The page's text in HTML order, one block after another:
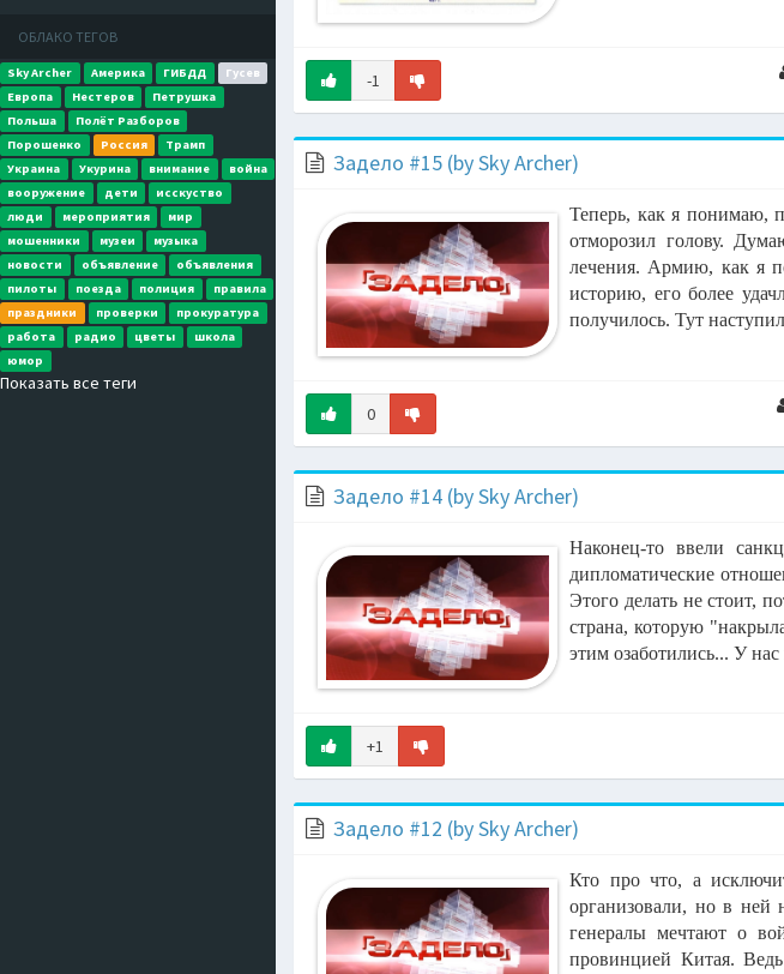
ОБЛАКО ТЕГОВ
Sky Archer Америка ГИБДД
Гусев
Европа
Нестеров
Петрушка
Польша
Полёт Разборов
Порошенко
Россия
Трамп
Украина
Укурина внимание
война
вооружение
дети
исскуство
люди
мероприятия
мир
мошенники
музеи
музыка
новости
объявление
объявления
пилоты
поезда полиция
правила
праздники
проверки
прокуратура
работа
радио цветы
школа
юмор
Показать все теги
-1
Задело #15 (by Sky Archer)
Теперь, как я понимаю,
отморозил голову.
лечения. Армию, как я
историю, его более
получилось. Тут
0
Задело #14 (by Sky Archer)
Наконец-то ввели
дипломатические
Этого делать не стоит,
страна, которую
этим озаботились... У
+1
Задело #12 (by Sky Archer)
Кто про что, а
организовали, но в ней
генералы мечтают о
провинцией Китая.